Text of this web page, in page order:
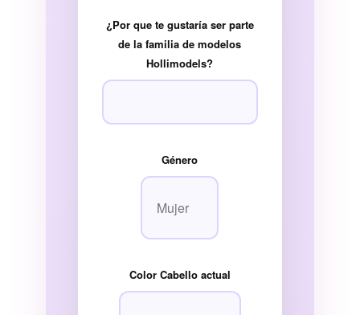
¿Por que te gustaría ser parte
de la familia de modelos
Hollimodels?
Género
Color Cabello actual